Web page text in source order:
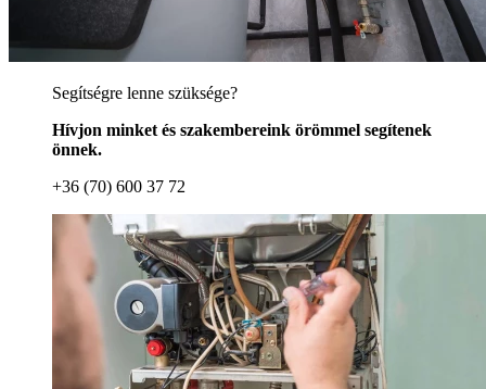
Segítségre lenne szüksége?
Hívjon minket és szakembereink örömmel segítenek
önnek.
+36 (70) 600 37 72